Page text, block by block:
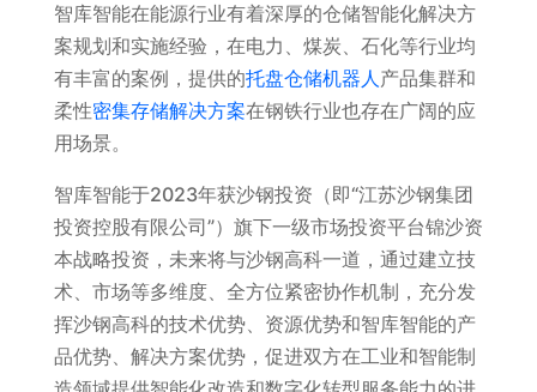
智库智能在能源行业有着深厚的仓储智能化解决方
案规划和实施经验，在电力、煤炭、石化等行业均
有丰富的案例，提供的托盘仓储机器人产品集群和
柔性密集存储解决方案在钢铁行业也存在广阔的应
用场景。
智库智能于2023年获沙钢投资（即“江苏沙钢集团
投资控股有限公司”）旗下一级市场投资平台锦沙资
本战略投资，未来将与沙钢高科一道，通过建立技
术、市场等多维度、全方位紧密协作机制，充分发
挥沙钢高科的技术优势、资源优势和智库智能的产
品优势、解决方案优势，促进双方在工业和智能制